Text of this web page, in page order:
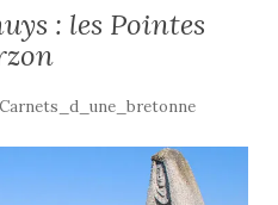
: les Pointes
Carnets_d_une_bretonne